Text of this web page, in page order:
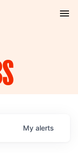
My alerts